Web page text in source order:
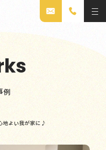
例
地よい我が家に♪